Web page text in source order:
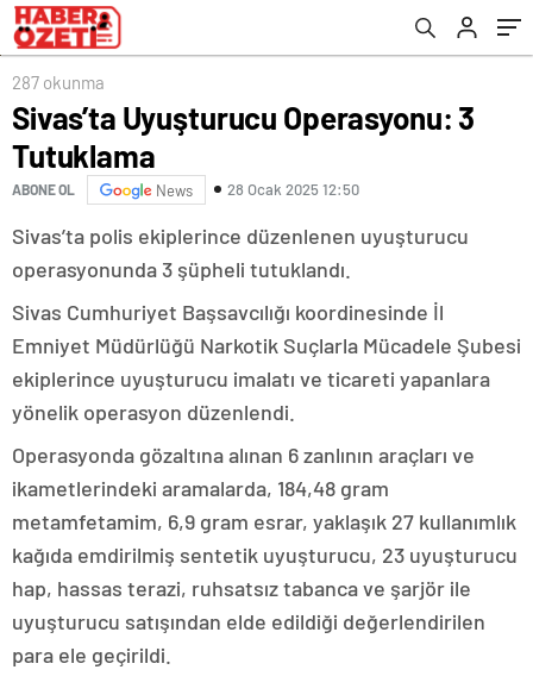
287 okunma
Sivas’ta Uyuşturucu Operasyonu: 3
Tutuklama
ABONE OL News 28 Ocak 2025 12:50
Sivas’ta polis ekiplerince düzenlenen uyuşturucu
operasyonunda 3 şüpheli tutuklandı.
Sivas Cumhuriyet Başsavcılığı koordinesinde İl
Emniyet Müdürlüğü Narkotik Suçlarla Mücadele Şubesi
ekiplerince uyuşturucu imalatı ve ticareti yapanlara
yönelik operasyon düzenlendi.
Operasyonda gözaltına alınan 6 zanlının araçları ve
ikametlerindeki aramalarda, 184,48 gram
metamfetamim, 6,9 gram esrar, yaklaşık 27 kullanımlık
kağıda emdirilmiş sentetik uyuşturucu, 23 uyuşturucu
hap, hassas terazi, ruhsatsız tabanca ve şarjör ile
uyuşturucu satışından elde edildiği değerlendirilen
para ele geçirildi.